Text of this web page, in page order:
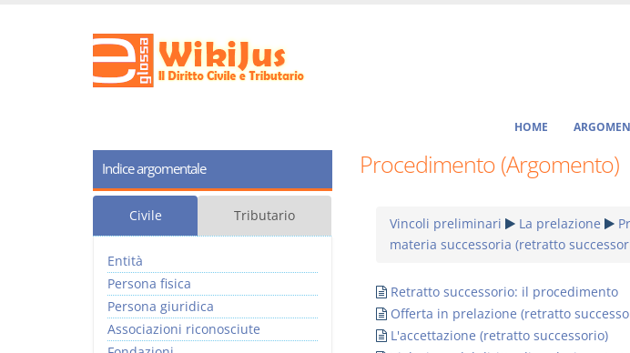
HOME
Procedimento (Argomento)
Vincoli preliminari La prelazione
materia successoria (retratto
Retratto successorio: il procedimento
Offerta in prelazione (retratto
L'accettazione (retratto successorio)
Indice argomentale
Civile Tributario
Entità
Persona fisica
Persona giuridica
Associazioni riconosciute